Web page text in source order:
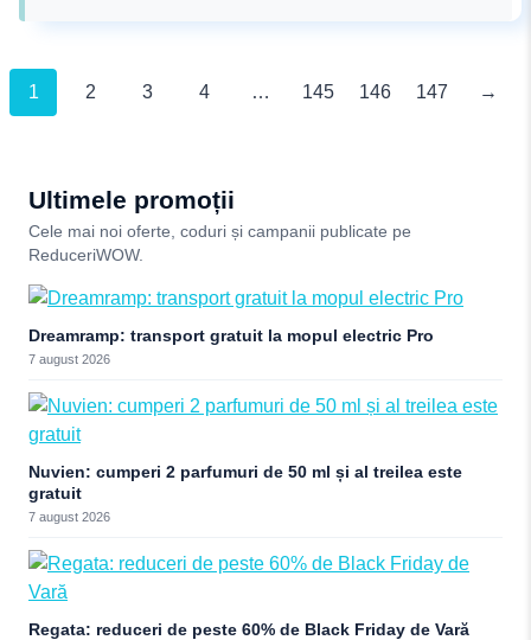
1 2 3 4 … 145 146 147 →
Ultimele promoții
Cele mai noi oferte, coduri și campanii publicate pe
ReduceriWOW.
Dreamramp: transport gratuit la mopul electric Pro
7 august 2026
Nuvien: cumperi 2 parfumuri de 50 ml și al treilea este
gratuit
7 august 2026
Regata: reduceri de peste 60% de Black Friday de Vară